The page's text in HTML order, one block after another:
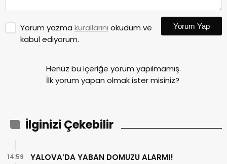
Yorum yazma kurallarını okudum ve
kabul ediyorum.
Yorum Yap
Henüz bu içeriğe yorum yapılmamış.
İlk yorum yapan olmak ister misiniz?
İlginizi Çekebilir
YALOVA’DA YABAN DOMUZU ALARMI!
14:59